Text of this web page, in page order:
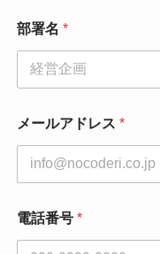
話
番
部署名 *
メールアドレス *
電話番号 *